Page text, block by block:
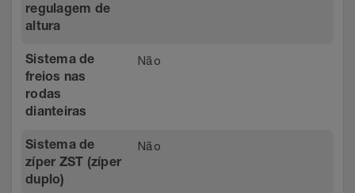
regulagem de
altura
Sistema de
freios nas
rodas
dianteiras
Não
Sistema de
zíper ZST (zíper
duplo)
Não